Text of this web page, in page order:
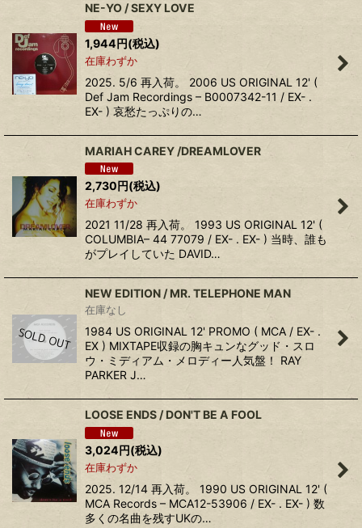
NE-YO / SEXY LOVE
1,944円(税込)
在庫わずか
2025. 5/6 再入荷。 2006 US ORIGINAL 12' (
Def Jam Recordings – B0007342-11 / EX- .
EX- ) 哀愁たっぷりの…
MARIAH CAREY /DREAMLOVER
2,730円(税込)
在庫わずか
2021 11/28 再入荷。 1993 US ORIGINAL 12' (
COLUMBIA– 44 77079 / EX- . EX- ) 当時、誰も
がプレイしていた DAVID…
NEW EDITION / MR. TELEPHONE MAN
在庫なし
1984 US ORIGINAL 12' PROMO ( MCA / EX- .
EX ) MIXTAPE収録の胸キュンなグッド・スロ
ウ・ミディアム・メロディー人気盤！ RAY
PARKER J…
LOOSE ENDS / DON'T BE A FOOL
3,024円(税込)
在庫わずか
2025. 12/14 再入荷。 1990 US ORIGINAL 12' (
MCA Records – MCA12-53906 / EX- . EX- ) 数
多くの名曲を残すUKの…